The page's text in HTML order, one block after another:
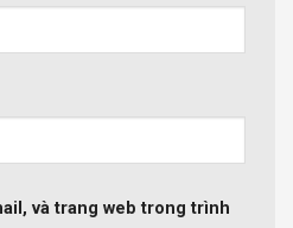
và trang web trong trình